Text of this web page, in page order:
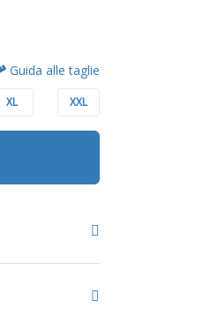
Guida alle taglie
XL XXL